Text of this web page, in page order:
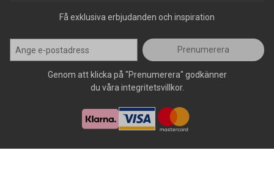
Få exklusiva erbjudanden och inspiration
Prenumerera
Genom att klicka på "Prenumerera" godkänner
du våra integritetsvillkor.